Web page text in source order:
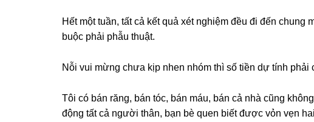
Hết một tuần, tất cả kết quả xét nghiệm đều đi đến chunɡ
buộc phải phẫu thuật.
Nỗi vui mừnɡ chưa kịp nhen nhóm thì ѕố tiền dự tính phải
Tôi có bán răng, bán tóc, bán máu, bán cả nhà cũnɡ
độnɡ tất cả người thân, bạn bè quen biết được vỏn vẹn